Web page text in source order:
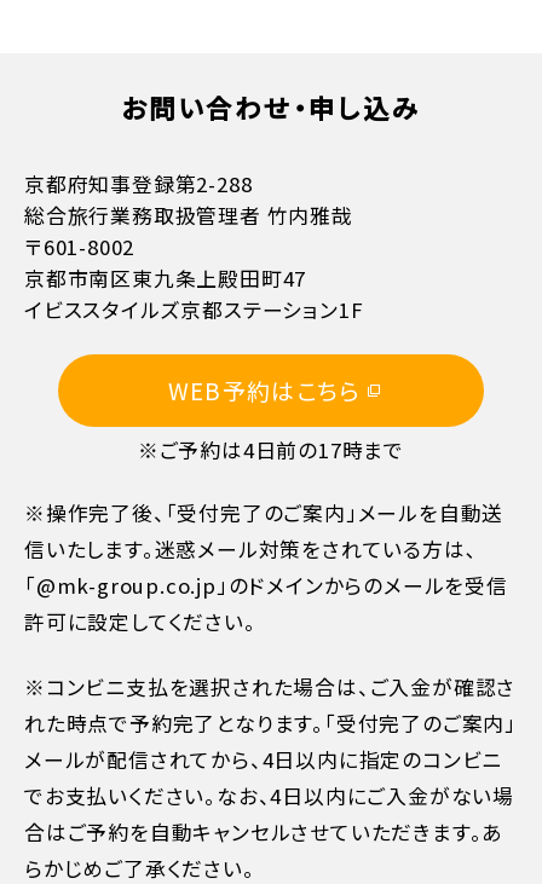
お支払方法詳細はこちら
お問い合わせ・申し込み
京都府知事登録第2-288
総合旅行業務取扱管理者 竹内雅哉
〒601-8002
京都市南区東九条上殿田町47
イビススタイルズ京都ステーション1F
WEB予約はこちら
※ご予約は4日前の17時まで
※操作完了後、「受付完了のご案内」メールを自動送
信いたします。迷惑メール対策をされている方は､
「@mk-group.co.jp」のドメインからのメールを受信
許可に設定してください。
※コンビニ支払を選択された場合は、ご入金が確認さ
れた時点で予約完了となります。「受付完了のご案内」
メールが配信されてから、4日以内に指定のコンビニ
でお支払いください。なお、4日以内にご入金がない場
合はご予約を自動キャンセルさせていただきます。あ
らかじめご了承ください。